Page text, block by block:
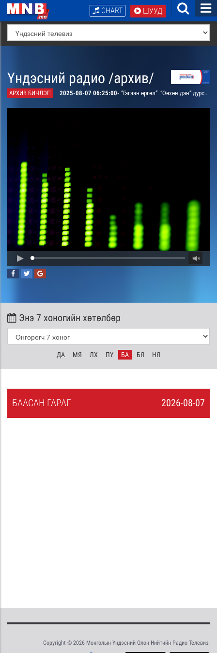
ШУУД
CHART
Үндэсний радио /архив/
АРХИВ БИЧЛЭГ: 2025-08-07 06:25:00- “Гэгээн өргөл”. “Өөхөн дэн” дурсамж тэмдэглэл /давтана/
Энэ 7 хоногийн хөтөлбөр
ДА МЯ ЛХ ПҮ БА БЯ НЯ
2026-08-07
БААСАН ГАРАГ
Copyright © 2026 Монголын Үндэсний Олон Нийтийн Радио Телевиз.